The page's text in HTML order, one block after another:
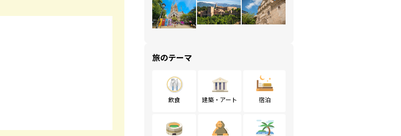
旅のテーマ
飲食 建築・アート 宿泊